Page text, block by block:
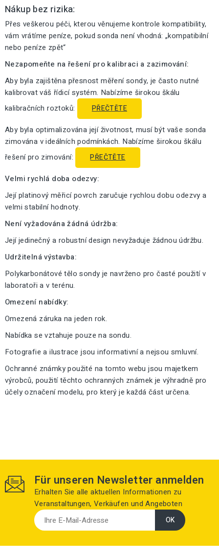
Nákup bez rizika:
Přes veškerou péči, kterou věnujeme kontrole kompatibility,
vám vrátíme peníze, pokud sonda není vhodná: „kompatibilní
nebo peníze zpět“
Nezapomeňte na řešení pro kalibraci a zazimování:
Aby byla zajištěna přesnost měření sondy, je často nutné
kalibrovat váš řídicí systém. Nabízíme širokou škálu
kalibračních roztoků:
PŘEČTĚTE
Aby byla optimalizována její životnost, musí být vaše sonda
zimována v ideálních podmínkách. Nabízíme širokou škálu
řešení pro zimování:
PŘEČTĚTE
Velmi rychlá doba odezvy:
Její platinový měřicí povrch zaručuje rychlou dobu odezvy a
velmi stabilní hodnoty.
Není vyžadována žádná údržba:
Její jedinečný a robustní design nevyžaduje žádnou údržbu.
Udržitelná výstavba:
Polykarbonátové tělo sondy je navrženo pro časté použití v
laboratoři a v terénu.
Omezení nabídky:
Omezená záruka na jeden rok.
Nabídka se vztahuje pouze na sondu.
Fotografie a ilustrace jsou informativní a nejsou smluvní.
Ochranné známky použité na tomto webu jsou majetkem
výrobců, použití těchto ochranných známek je výhradně pro
účely označení modelu, pro který je každá část určena.
Für unseren Newsletter anmelden
Erhalten Sie alle aktuellen Informationen zu
Veranstaltungen, Verkäufen und Angeboten